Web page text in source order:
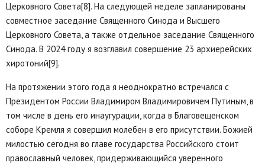
Церковного Совета[8]. На следующей неделе запланированы
совместное заседание Священного Синода и Высшего
Церковного Совета, а также отдельное заседание Священного
Синода. В 2024 году я возглавил совершение 23 архиерейских
хиротоний[9].
На протяжении этого года я неоднократно встречался с
Президентом России Владимиром Владимировичем Путиным, в
том числе в день его инаугурации, когда в Благовещенском
соборе Кремля я совершил молебен в его присутствии. Божией
милостью сегодня во главе государства Российского стоит
православный человек, придерживающийся уверенного